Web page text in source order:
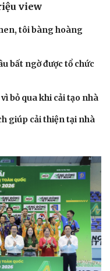
view
tôi bàng hoàng
bất ngờ được tổ chức
bỏ qua khi cải tạo nhà
giúp cải thiện tại nhà